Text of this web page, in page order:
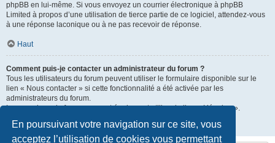
En poursuivant votre navigation sur ce site, vous
acceptez l’utilisation de cookies vous permettant
phpBB en lui-même. Si vous envoyez un courrier électronique à phpBB
Limited à propos d’une utilisation de tierce partie de ce logiciel, attendez-vous
à une réponse laconique ou à ne pas recevoir de réponse.
Haut
Comment puis-je contacter un administrateur du forum ?
Tous les utilisateurs du forum peuvent utiliser le formulaire disponible sur le
lien « Nous contacter » si cette fonctionnalité a été activée par les
administrateurs du forum.
Les membres du forum peuvent également utiliser le lien « L’équipe ».
Haut